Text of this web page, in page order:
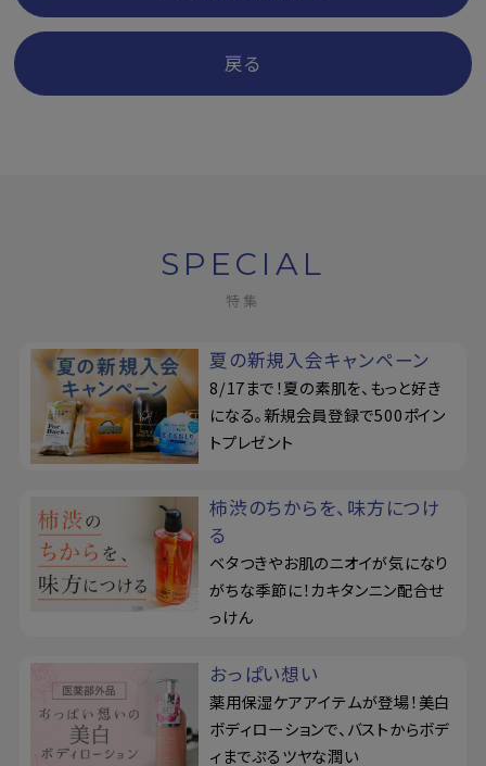
戻る
SPECIAL
特集
夏の新規入会キャンペーン
8/17まで！夏の素肌を、もっと好き
になる。新規会員登録で500ポイン
トプレゼント
柿渋のちからを、味方につけ
る
ベタつきやお肌のニオイが気になり
がちな季節に！カキタンニン配合せ
っけん
おっぱい想い
薬用保湿ケアアイテムが登場！美白
ボディローションで、バストからボデ
ィまでぷるツヤな潤い